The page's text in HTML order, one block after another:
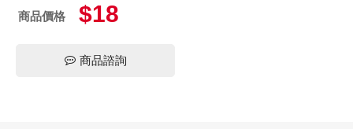
商品價格 $18
商品諮詢